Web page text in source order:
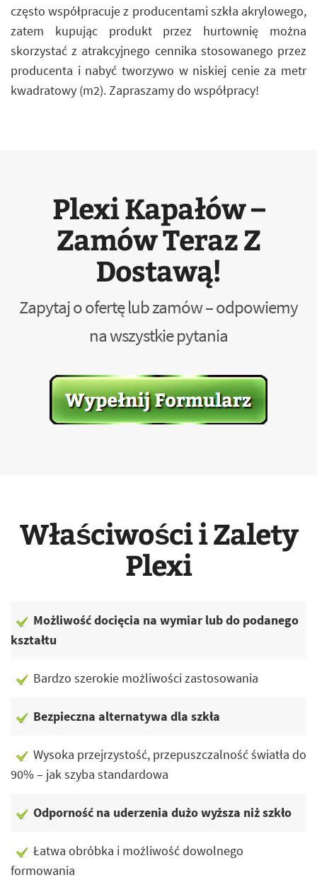
często współpracuje z producentami szkła akrylowego,
zatem kupując produkt przez hurtownię można
skorzystać z atrakcyjnego cennika stosowanego przez
producenta i nabyć tworzywo w niskiej cenie za metr
kwadratowy (m2). Zapraszamy do współpracy!
Plexi Kapałów –
Zamów Teraz Z
Dostawą!
Zapytaj o ofertę lub zamów – odpowiemy
na wszystkie pytania
Właściwości i Zalety
Plexi
Możliwość docięcia na wymiar lub do podanego
kształtu
Bardzo szerokie możliwości zastosowania
Bezpieczna alternatywa dla szkła
Wysoka przejrzystość, przepuszczalność światła do
90% – jak szyba standardowa
Odporność na uderzenia dużo wyższa niż szkło
Łatwa obróbka i możliwość dowolnego
formowania